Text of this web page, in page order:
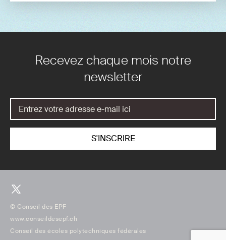
Recevez chaque mois notre
newsletter
© Conseil des EPF
www.conseildesepf.ch
Conseil des écoles polytechniques fédérales